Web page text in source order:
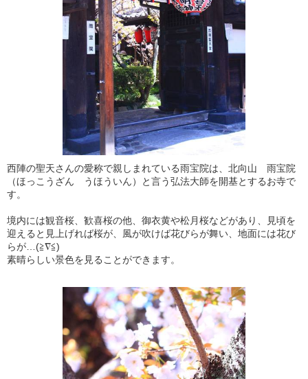
西陣の聖天さんの愛称で親しまれている雨宝院は、北向山 雨宝院
（ほっこうざん うほういん）と言う弘法大師を開基とするお寺で
す。
境内には観音桜、歓喜桜の他、御衣黄や松月桜などがあり、見頃を
迎えると見上げれば桜が、風が吹けば花びらが舞い、地面には花び
らが…(≧∇≦)
素晴らしい景色を見ることができます。